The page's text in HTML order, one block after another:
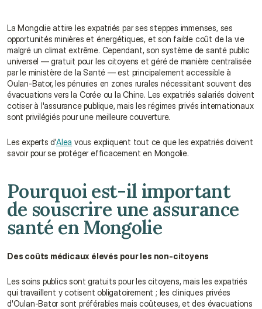
La Mongolie attire les expatriés par ses steppes immenses, ses
opportunités minières et énergétiques, et son faible coût de la vie
malgré un climat extrême. Cependant, son système de santé public
universel — gratuit pour les citoyens et géré de manière centralisée
par le ministère de la Santé — est principalement accessible à
Oulan-Bator, les pénuries en zones rurales nécessitant souvent des
évacuations vers la Corée ou la Chine. Les expatriés salariés doivent
cotiser à l'assurance publique, mais les régimes privés internationaux
sont privilégiés pour une meilleure couverture.
Les experts d'Alea vous expliquent tout ce que les expatriés doivent
savoir pour se protéger efficacement en Mongolie.
Pourquoi est-il important
de souscrire une assurance
santé en Mongolie
Des coûts médicaux élevés pour les non-citoyens
Les soins publics sont gratuits pour les citoyens, mais les expatriés
qui travaillent y cotisent obligatoirement ; les cliniques privées
d'Oulan-Bator sont préférables mais coûteuses, et des évacuations